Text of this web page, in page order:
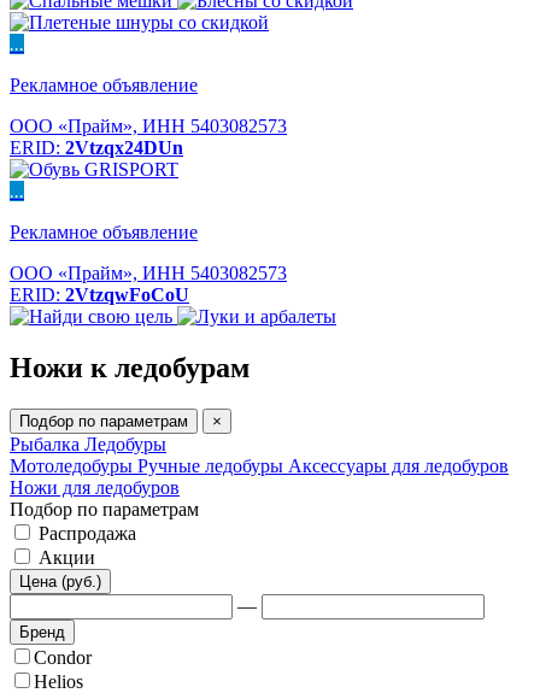
...
Рекламное объявление
ООО «Прайм», ИНН 5403082573
ERID: 2Vtzqx24DUn
...
Рекламное объявление
ООО «Прайм», ИНН 5403082573
ERID: 2VtzqwFoCoU
Ножи к ледобурам
Подбор по параметрам ×
Рыбалка Ледобуры
Мотоледобуры Ручные ледобуры Аксессуары для ледобуров
Ножи для ледобуров
Подбор по параметрам
Распродажа
Акции
Цена (руб.)
—
Бренд
Condor
Helios